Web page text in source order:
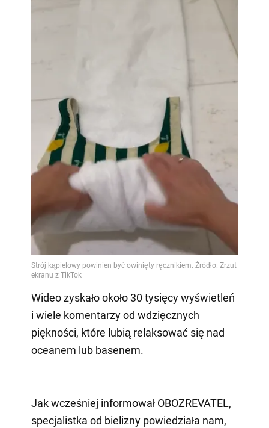
Wideo zyskało około 30 tysięcy wyświetleń
i wiele komentarzy od wdzięcznych
piękności, które lubią relaksować się nad
oceanem lub basenem.
Jak wcześniej informował OBOZREVATEL,
specjalistka od bielizny powiedziała nam,